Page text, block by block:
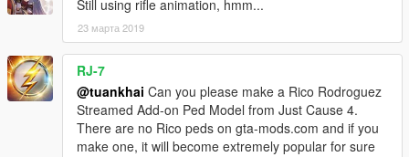
Still using rifle animation, hmm...
23 марта 2019
RJ-7
@tuankhai Can you please make a Rico Rodroguez
Streamed Add-on Ped Model from Just Cause 4.
There are no Rico peds on gta-mods.com and if you
make one, it will become extremely popular for sure